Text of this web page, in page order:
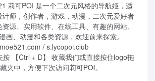
莉可POI 是一个二次元风格的导航姬，适
计师，创作者，游戏，动漫，二次元爱好者
源、实用软件、在线工具、有趣的网站、
画、动漫和各类资源，欢迎前来探索。
moe521.com / s.lycopoi.club
按 【Ctrl + D】 收藏我们或直接按住logo拖
夹中，方便下次访问莉可POI。